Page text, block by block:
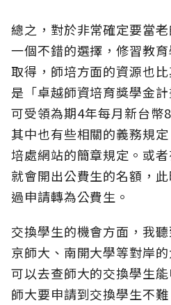
總之，對於非常確定要當
一個不錯的選擇，修習教
取得，師培方面的資源也
是「卓越師資培育獎學金
可受領為期4年每月新台幣
其中也有些相關的義務規
培處網站的簡章規定。或
就會開出公費生的名額，
過申請轉為公費生。
交換學生的機會方面，我
京師大、南開大學等對岸
可以去查師大的交換學生
師大要申請到交換學生不